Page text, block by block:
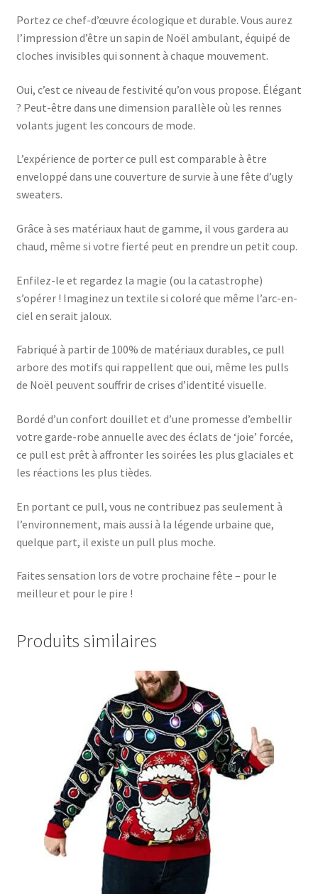
Portez ce chef-d’œuvre écologique et durable. Vous aurez
l’impression d’être un sapin de Noël ambulant, équipé de
cloches invisibles qui sonnent à chaque mouvement.
Oui, c’est ce niveau de festivité qu’on vous propose. Élégant
? Peut-être dans une dimension parallèle où les rennes
volants jugent les concours de mode.
L’expérience de porter ce pull est comparable à être
enveloppé dans une couverture de survie à une fête d’ugly
sweaters.
Grâce à ses matériaux haut de gamme, il vous gardera au
chaud, même si votre fierté peut en prendre un petit coup.
Enfilez-le et regardez la magie (ou la catastrophe)
s’opérer ! Imaginez un textile si coloré que même l’arc-en-
ciel en serait jaloux.
Fabriqué à partir de 100% de matériaux durables, ce pull
arbore des motifs qui rappellent que oui, même les pulls
de Noël peuvent souffrir de crises d’identité visuelle.
Bordé d’un confort douillet et d’une promesse d’embellir
votre garde-robe annuelle avec des éclats de ‘joie’ forcée,
ce pull est prêt à affronter les soirées les plus glaciales et
les réactions les plus tièdes.
En portant ce pull, vous ne contribuez pas seulement à
l’environnement, mais aussi à la légende urbaine que,
quelque part, il existe un pull plus moche.
Faites sensation lors de votre prochaine fête – pour le
meilleur et pour le pire !
Produits similaires